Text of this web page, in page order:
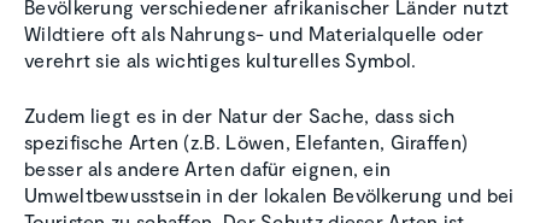
Bevölkerung verschiedener afrikanischer Länder nutzt
Wildtiere oft als Nahrungs- und Materialquelle oder
verehrt sie als wichtiges kulturelles Symbol.
Zudem liegt es in der Natur der Sache, dass sich
spezifische Arten (z.B. Löwen, Elefanten, Giraffen)
besser als andere Arten dafür eignen, ein
Umweltbewusstsein in der lokalen Bevölkerung und bei